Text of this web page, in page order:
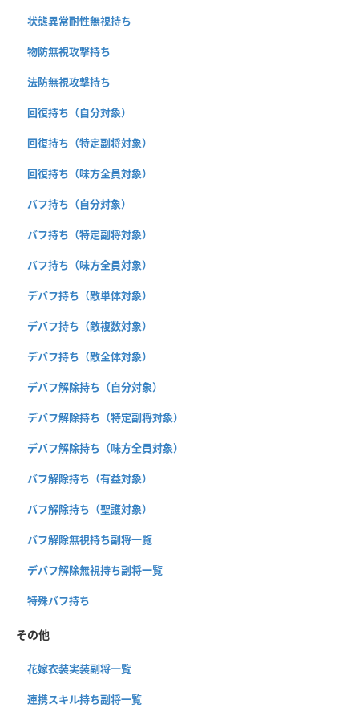
状態異常耐性無視持ち
物防無視攻撃持ち
法防無視攻撃持ち
回復持ち（自分対象）
回復持ち（特定副将対象）
回復持ち（味方全員対象）
バフ持ち（自分対象）
バフ持ち（特定副将対象）
バフ持ち（味方全員対象）
デバフ持ち（敵単体対象）
デバフ持ち（敵複数対象）
デバフ持ち（敵全体対象）
デバフ解除持ち（自分対象）
デバフ解除持ち（特定副将対象）
デバフ解除持ち（味方全員対象）
バフ解除持ち（有益対象）
バフ解除持ち（聖護対象）
バフ解除無視持ち副将一覧
デバフ解除無視持ち副将一覧
特殊バフ持ち
その他
花嫁衣装実装副将一覧
連携スキル持ち副将一覧